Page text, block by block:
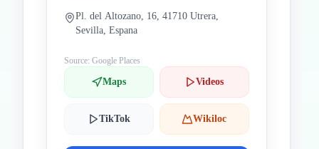
Pl. del Altozano, 16, 41710 Utrera,
Sevilla, Espana
Source: Google Places
Maps Videos
TikTok Wikiloc